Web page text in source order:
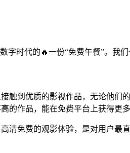
字时代的🔥一份“免费午餐”。我
触到优质的影视作品，无论他
的作品，能在免费平台上获得更
清免费的观影体验，是对用户最直